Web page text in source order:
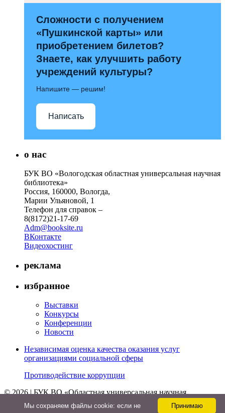
Сложности с получением
«Пушкинской карты» или
приобретением билетов?
Знаете, как улучшить работу
учреждений культуры?
Напишите — решим!
Написать
о нас
БУК ВО «Вологодская областная универсальная научная
библиотека»
Россия, 160000, Вологда,
Марии Ульяновой, 1
Телефон для справок –
8(8172)21-17-69
Adm@booksite.ru
ВКонтакте
Видеохостинг
реклама
избранное
Выставки
Конкурсы
Конференции
Новости
Независимая оценка качества оказания услуг
организациями социальной сферы
Противодействие коррупции
© 2026 | БУК ВО «Областная универсальная научная
библиотека»
Принимаю
Мы cохраняем файлы cookie: если не